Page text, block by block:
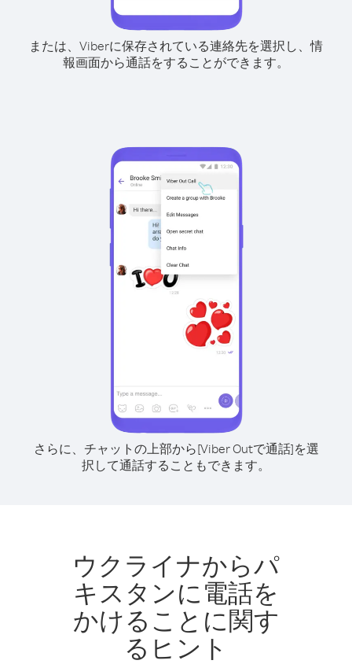
または、Viberに保存されている連絡先を選択し、情
報画面から通話をすることができます。
さらに、チャットの上部から[Viber Outで通話]を選
択して通話することもできます。
ウクライナからパ
キスタンに電話を
かけることに関す
るヒント